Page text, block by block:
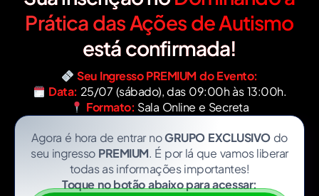
Prática das Ações de Autismo
está confirmada!
Seu Ingresso PREMIUM do Evento:
Data: 25/07 (sábado), das 09:00h às 13:00h.
Formato: Sala Online e Secreta
Agora é hora de entrar noGRUPO EXCLUSIVOdo
seu ingresso PREMIUM. É por lá que vamos liberar
todas as informações importantes!
Toque no botão abaixo para acessar: